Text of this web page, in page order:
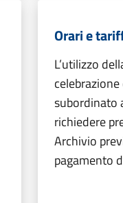
Orari e
L’utilizzo
subordinato
richiedere
Archivio
pagamento